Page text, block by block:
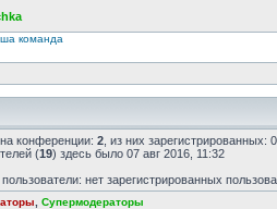
команда
конференции: 2 , из них
(19) здесь было 07 авг 2016, 11:32
нет зарегистрированных
Супермодераторы